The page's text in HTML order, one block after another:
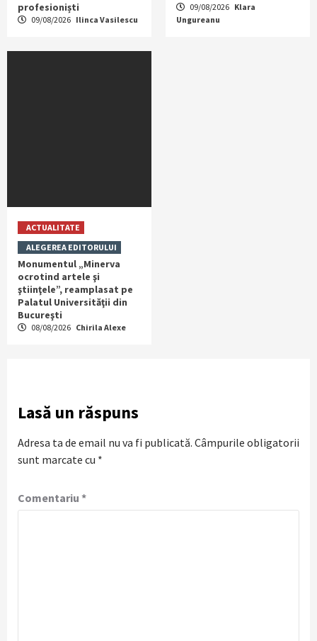
profesioniști
09/08/2026 Ilinca Vasilescu
09/08/2026 Klara
Ungureanu
ACTUALITATE
ALEGEREA EDITORULUI
Monumentul „Minerva
ocrotind artele şi
ştiinţele”, reamplasat pe
Palatul Universităţii din
Bucureşti
08/08/2026 Chirila Alexe
Lasă un răspuns
Adresa ta de email nu va fi publicată. Câmpurile obligatorii
sunt marcate cu *
Comentariu *